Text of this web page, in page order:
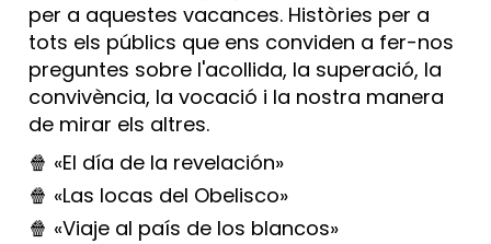
per a aquestes vacances. Històries per a
tots els públics que ens conviden a fer-nos
preguntes sobre l'acollida, la superació, la
convivència, la vocació i la nostra manera
de mirar els altres.
🍿 «El día de la revelación»
🍿 «Las locas del Obelisco»
🍿 «Viaje al país de los blancos»